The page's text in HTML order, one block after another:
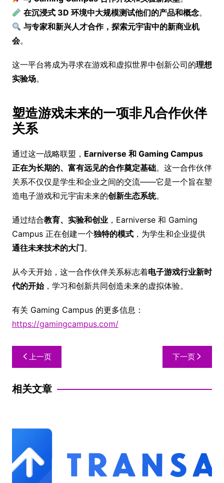
在沉浸式 3D 环境中大规模测试他们的产品和概念。
与专家和新兴人才合作，探索元宇宙中的新商业机
会。
这一平台将成为寻求在游戏和虚拟世界中创新公司的理想
实验场。
塑造游戏未来的一项非凡合作伙伴
关系
通过这一战略联盟， Earniverse 和 Gaming Campus
正在为长期的、富有远见的合作奠定基础。这一合作伙伴
关系不仅仅是学生和企业之间的交流——它是一个旨在塑
造电子游戏和元宇宙未来的创新生态系统。
通过结合教育、实验和创业，Earniverse 和 Gaming
Campus 正在创建一个独特的模式，为学生和企业提供
通往未来技术的大门。
从今天开始，这一合作伙伴关系标志着电子游戏行业新时
代的开始，学习和创新共同创造未来的虚拟体验。
有关 Gaming Campus 的更多信息：
https://gamingcampus.com/
上一页 下一页
相关文章